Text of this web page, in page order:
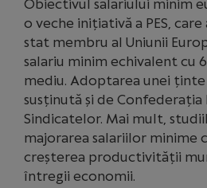
Obiectivul salariului minim
o veche inițiativă a PES,
stat membru al Uniunii
salariu minim echivalent cu
mediu. Adoptarea unei
susținută și de Confederația
Sindicatelor. Mai mult,
majorarea salariilor minime
creșterea productivității
întregii economii.